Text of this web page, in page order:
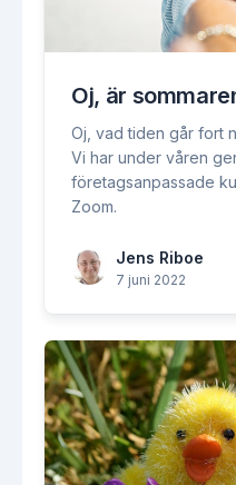
Oj, är
Oj, vad tiden går fort
Vi har under våren
företagsanpassade
Zoom.
Jens Riboe
7 juni 2022